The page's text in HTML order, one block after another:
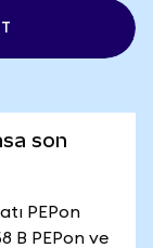
son
PEPon
B PEPon ve